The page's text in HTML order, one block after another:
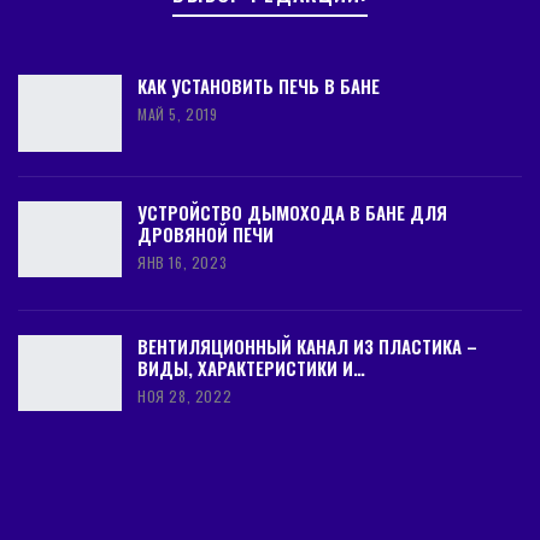
Установка маяков
образом, чтобы он перекрывал выступающую
точку на полу.
Существует определенная последовательность
действий, как выставить маяки для стяжки пола:
При помощи перфоратора в бетонном
КАК УСТАНОВИТЬ ПЕЧЬ В БАНЕ
МАЙ 5, 2019
УСТРОЙСТВО ДЫМОХОДА В БАНЕ ДЛЯ
ДРОВЯНОЙ ПЕЧИ
ЯНВ 16, 2023
ВЕНТИЛЯЦИОННЫЙ КАНАЛ ИЗ ПЛАСТИКА –
ВИДЫ, ХАРАКТЕРИСТИКИ И…
НОЯ 28, 2022